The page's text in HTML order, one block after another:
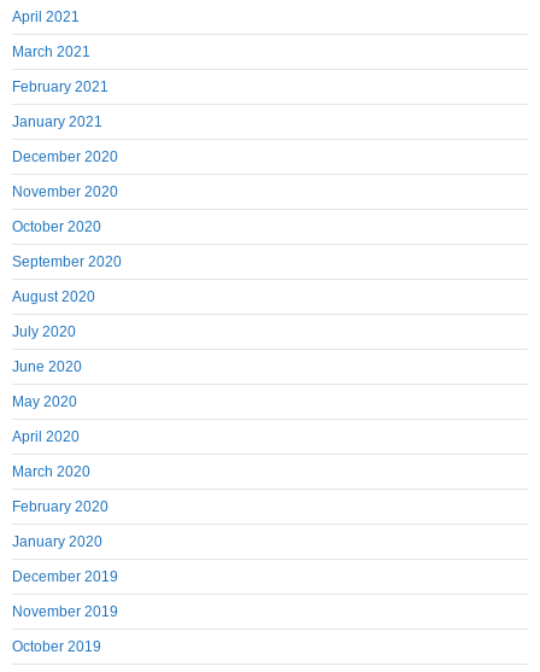
April 2021
March 2021
February 2021
January 2021
December 2020
November 2020
October 2020
September 2020
August 2020
July 2020
June 2020
May 2020
April 2020
March 2020
February 2020
January 2020
December 2019
November 2019
October 2019